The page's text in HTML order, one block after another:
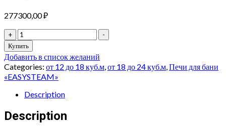
277300,00₽
+
Печь
Изистим
"Сочи
М2
в
полноценном
кожухе
quantity
-
Купить
Добавить в список желаний
Categories: от 12 до 18 куб.м от 18 до 24 куб.м Печи для бани
«EASYSTEAM»
Description
Description